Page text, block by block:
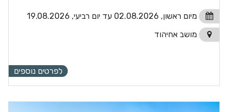
מיום ראשון, 02.08.2026 עד יום רביעי, 19.08.2026
מושב אחיהוד
לפרטים נוספים